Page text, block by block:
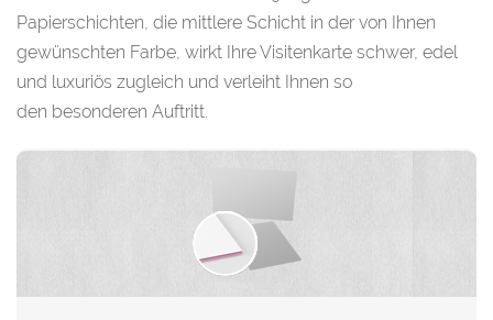
Papierschichten, die mittlere Schicht in der von Ihnen
gewünschten Farbe, wirkt Ihre Visitenkarte schwer, edel
und luxuriös zugleich und verleiht Ihnen so
den besonderen Auftritt.